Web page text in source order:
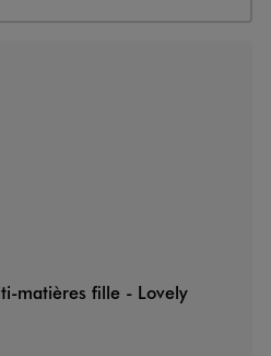
matières fille - Lovely